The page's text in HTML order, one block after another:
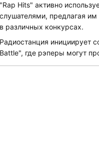
"Rap Hits" активно
слушателями, предлагая им
в различных конкурсах.
Радиостанция инициирует
Battle", где рэперы могут